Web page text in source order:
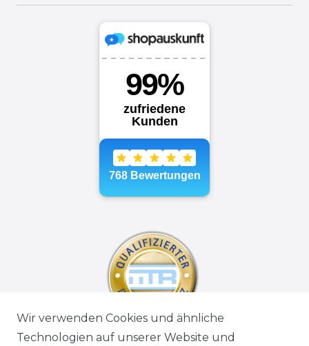
Wir verwenden Cookies und ähnliche
Technologien auf unserer Website und